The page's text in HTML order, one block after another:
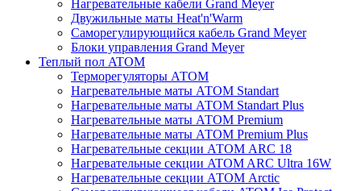
Нагревательные кабели Grand Meyer
Двужильные маты Heat'n'Warm
Саморегулирующийся кабель Grand Meyer
Блоки управления Grand Meyer
Теплый пол ATOM
Терморегуляторы АТОМ
Нагревательные маты АТОМ Standart
Нагревательные маты АТОМ Standart Plus
Нагревательные маты АТОМ Premium
Нагревательные маты АТОМ Premium Plus
Нагревательные секции АТОМ ARC 18
Нагревательные секции ATOM ARC Ultra 16W
Нагревательные секции АТОМ Arctic